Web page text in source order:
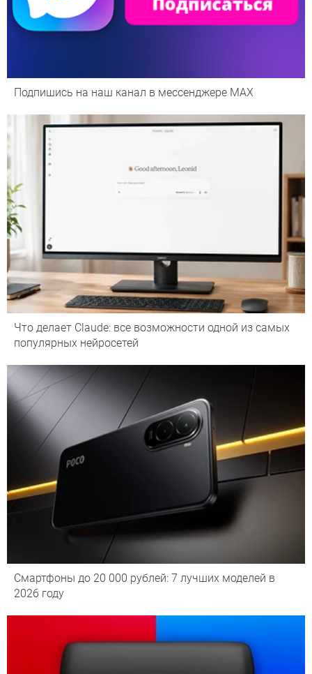
Подпишись на наш канал в мессенджере МАХ
Что делает Сlaude: все возможности одной из самых
популярных нейросетей
Смартфоны до 20 000 рублей: 7 лучших моделей в
2026 году